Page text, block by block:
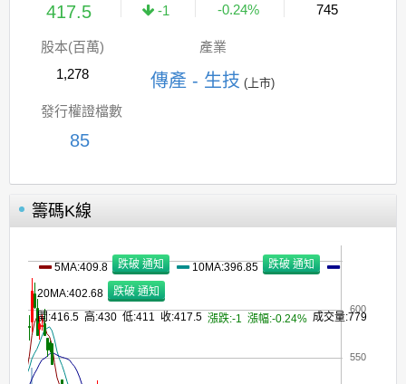
417.5
-1
-0.24%
745
股本(百萬)
1,278
產業
傳產 - 生技 (上市)
發行權證檔數
85
籌碼K線
550
600
5MA:409.8 10MA:396.85
20MA:402.68
開:416.5 高:430 低:411 收:417.5 漲跌:-1 漲幅:-0.24% 成交量:779